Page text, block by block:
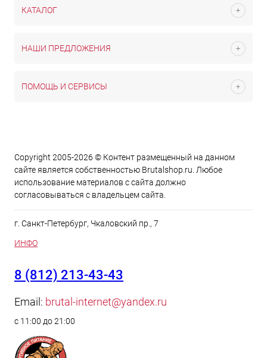
КАТАЛОГ
НАШИ ПРЕДЛОЖЕНИЯ
ПОМОЩЬ И СЕРВИСЫ
Copyright 2005-2026 © Контент размещенный на данном
сайте является cобственностью Brutalshop.ru. Любое
использование материалов с сайта должно
согласовываться с владельцем сайта.
г. Санкт-Петербург, Чкаловский пр., 7
ИНФО
8 (812) 213-43-43
Email: brutal-internet@yandex.ru
с 11:00 до 21:00